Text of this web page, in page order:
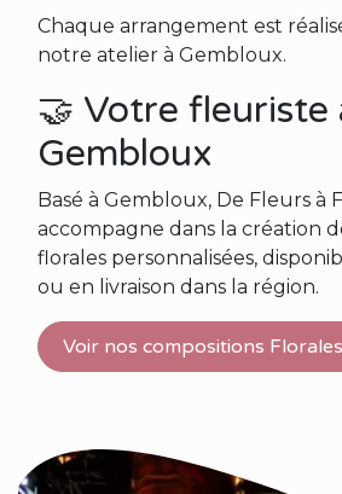
Chaque arrangement est
notre atelier à Gembloux.
🤝 Votre fleuriste
Gembloux
Basé à Gembloux, De Fleurs à
accompagne dans la création
florales personnalisées,
ou en livraison dans la région.
Voir nos compositions Florales